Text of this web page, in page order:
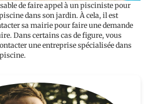
de faire appel à un pisciniste pour
dans son jardin. À cela, il est
sa mairie pour faire une demande
Dans certains cas de figure, vous
une entreprise spécialisée dans